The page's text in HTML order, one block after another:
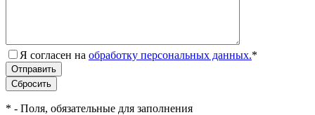
Я согласен на обработку персональных данных.*
* - Поля, обязательные для заполнения